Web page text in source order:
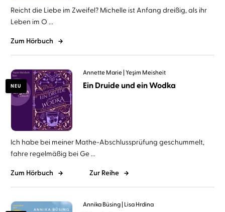
Reicht die Liebe im Zweifel? Michelle ist Anfang dreißig, als ihr
Leben im O ...
Zum Hörbuch
NEU
Annette Marie Yeşim Meisheit
Ein Druide und ein Wodka
Ich habe bei meiner Mathe-Abschlussprüfung geschummelt,
fahre regelmäßig bei Ge ...
Zum Hörbuch Zur Reihe
Annika Büsing Lisa Hrdina